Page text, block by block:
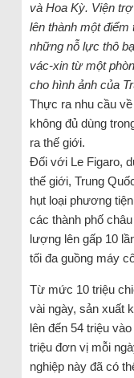
và Hoa Kỳ. Viện
lên thành một điểm
những nỗ lực thô
vác-xin từ một
cho hình ảnh của
Thực ra nhu cầu
không đủ dùng
ra thế giới.
Đối với Le Figaro,
thế giới, Trung
hụt loại phương
các thành phố
lượng lên gấp 10
tối đa guồng máy
Từ mức 10 triệu
vài ngày, sản xuất
lên đến 54 triệu
triệu đơn vị mỗi
nghiệp này đã có